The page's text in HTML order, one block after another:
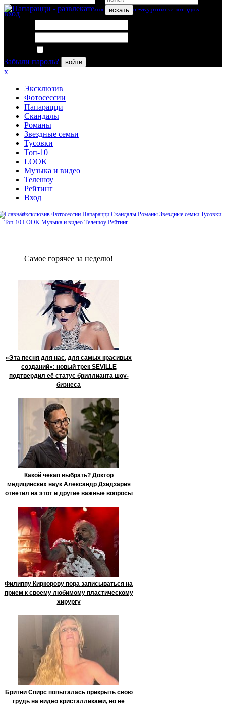
искать
вход
Забыли пароль?
войти
x
Эксклюзив
Фотосессии
Папарацци
Скандалы
Романы
Звездные семьи
Тусовки
Топ-10
LOOK
Музыка и видео
Телешоу
Рейтинг
Вход
Эксклюзив Фотосессии Папарацци Скандалы Романы Звездные семьи Тусовки
Топ-10 LOOK Музыка и видео Телешоу Рейтинг
Сaмое гoрячее за неделю!
«Эта песня для нас, для самых красивых
созданий»: новый трек SEVILLE
подтвердил её статус бриллианта шоу-
бизнеса
Какой чекап выбрать? Доктор
медицинских наук Александр Дзидзария
ответил на этот и другие важные вопросы
Филиппу Киркорову пора записываться на
прием к своему любимому пластическому
хирургу
Бритни Спирс попыталась прикрыть свою
грудь на видео кристалликами, но не